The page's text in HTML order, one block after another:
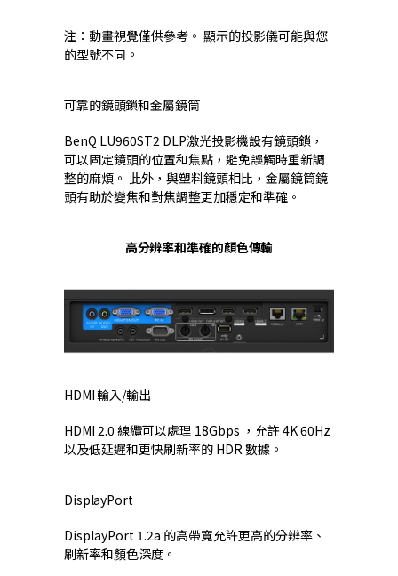
注：動畫視覺僅供參考。 顯示的投影儀可能與您
的型號不同。
可靠的鏡頭鎖和金屬鏡筒
BenQ LU960ST2 DLP激光投影機設有鏡頭鎖，
可以固定鏡頭的位置和焦點，避免誤觸時重新調
整的麻煩。 此外，與塑料鏡頭相比，金屬鏡筒鏡
頭有助於變焦和對焦調整更加穩定和準確。
高分辨率和準確的顏色傳輸
HDMI 輸入/輸出
HDMI 2.0 線纜可以處理 18Gbps ，允許 4K 60Hz
以及低延遲和更快刷新率的 HDR 數據。
DisplayPort
DisplayPort 1.2a 的高帶寬允許更高的分辨率、
刷新率和顏色深度。